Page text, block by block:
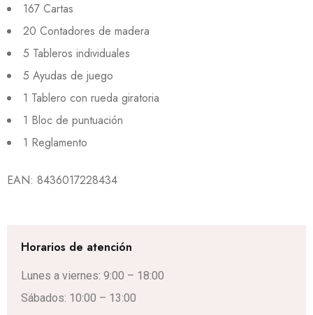
167 Cartas
20 Contadores de madera
5 Tableros individuales
5 Ayudas de juego
1 Tablero con rueda giratoria
1 Bloc de puntuación
1 Reglamento
EAN: 8436017228434
Horarios de atención
Lunes a viernes: 9:00 – 18:00
Sábados: 10:00 – 13:00